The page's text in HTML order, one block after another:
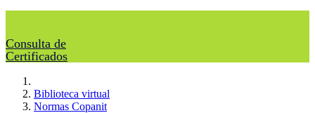
Consulta de
Certificados
Biblioteca virtual
Normas Copanit